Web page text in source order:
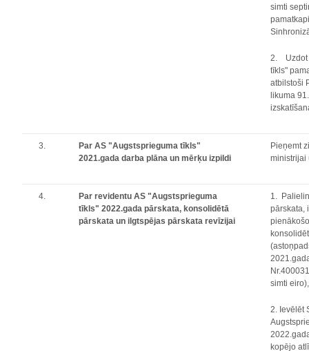
simti
2. Uzdot
tīkls"
atbilstoši
likuma
3.
Par AS "Augstsprieguma tīkls"
2021.gada darba plāna un mērķu izpildi
Pieņemt
ministrijai
4.
Par revidentu AS "Augstsprieguma
tīkls" 2022.gada pārskata, konsolidētā
pārskata un ilgtspējas pārskata revīzijai
1.
pārskata,
simti
2. Ievēlēt
kopējo